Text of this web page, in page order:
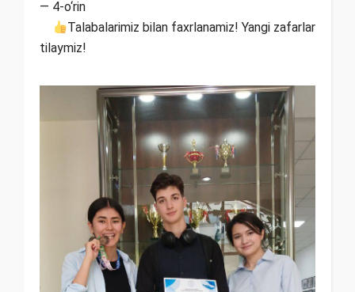
— 4-o‘rin
Talabalarimiz bilan faxrlanamiz! Yangi zafarlar
tilaymiz!